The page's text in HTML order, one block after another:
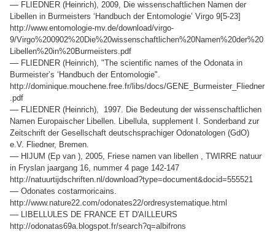
— FLIEDNER (Heinrich), 2009, Die wissenschaftlichen Namen der
Libellen in Burmeisters ‘Handbuch der Entomologie’ Virgo 9[5-23]
http://www.entomologie-mv.de/download/virgo-
9/Virgo%200902%20Die%20wissenschaftlichen%20Namen%20der%20
Libellen%20in%20Burmeisters.pdf
— FLIEDNER (Heinrich), "The scientific names of the Odonata in
Burmeister’s ‘Handbuch der Entomologie".
http://dominique.mouchene.free.fr/libs/docs/GENE_Burmeister_Fliedner
.pdf
— FLIEDNER (Heinrich), 1997. Die Bedeutung der wissenschaftlichen
Namen Europaischer Libellen. Libellula, supplement I. Sonderband zur
Zeitschrift der Gesellschaft deutschsprachiger Odonatologen (GdO)
e.V. Fliedner, Bremen.
— HIJUM (Ep van ), 2005, Friese namen van libellen , TWIRRE natuur
in Fryslan jaargang 16, nummer 4 page 142-147
http://natuurtijdschriften.nl/download?type=document&docid=555521
— Odonates costarmoricains.
http://www.nature22.com/odonates22/ordresystematique.html
— LIBELLULES DE FRANCE ET D'AILLEURS
http://odonatas69a.blogspot.fr/search?q=albifrons